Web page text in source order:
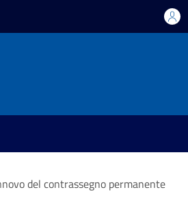
del contrassegno permanente